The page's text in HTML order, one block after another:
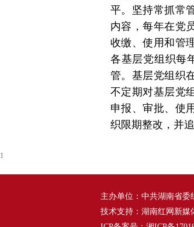
平。坚持常抓常
内容，每年在党
收缴、使用和管
各基层党组织每
管。基层党组织
不定期对基层党
申报、审批、使
织限期整改，并
1
主办单位：中共湖南省委
技术支持：湖南红网新媒